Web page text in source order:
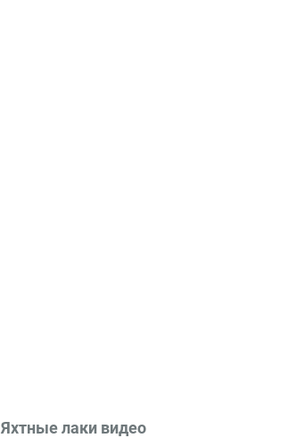
Яхтные лаки видео